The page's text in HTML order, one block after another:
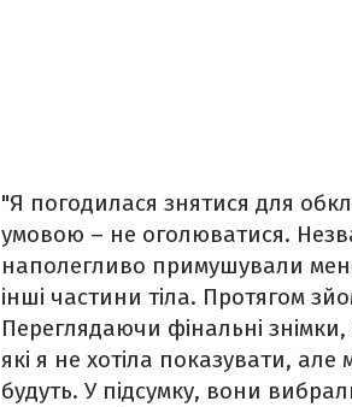
"Я погодилася знятися для
умовою – не оголюватися.
наполегливо примушували
інші частини тіла. Протягом
Переглядаючи фінальні
які я не хотіла показувати,
будуть. У підсумку, вони